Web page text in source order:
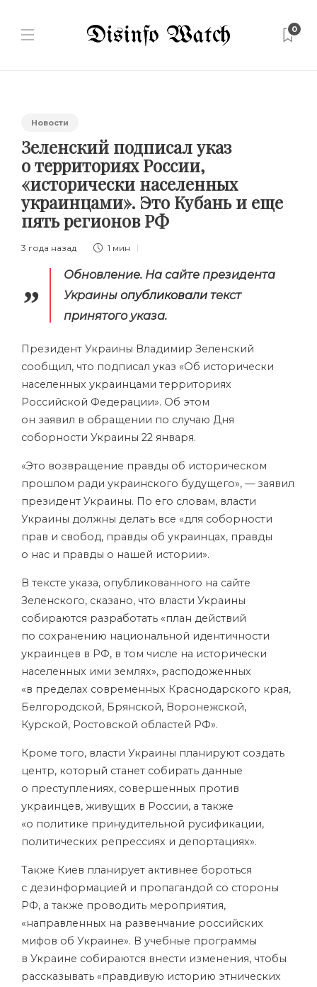
0
Новости
Зеленский подписал указ
о территориях России,
«исторически населенных
украинцами». Это Кубань и еще
пять регионов РФ
3 года назад 1 мин
Обновление. На сайте президента
Украины опубликовали текст
принятого указа.
Президент Украины Владимир Зеленский
сообщил, что подписал указ «Об исторически
населенных украинцами территориях
Российской Федерации». Об этом
он заявил в обращении по случаю Дня
соборности Украины 22 января.
«Это возвращение правды об историческом
прошлом ради украинского будущего», — заявил
президент Украины. По его словам, власти
Украины должны делать все «для соборности
прав и свобод, правды об украинцах, правды
о нас и правды о нашей истории».
В тексте указа, опубликованного на сайте
Зеленского, сказано, что власти Украины
собираются разработать «план действий
по сохранению национальной идентичности
украинцев в РФ, в том числе на исторически
населенных ими землях», расподоженных
«в пределах современных Краснодарского края,
Белгородской, Брянской, Воронежской,
Курской, Ростовской областей РФ».
Кроме того, власти Украины планируют создать
центр, который станет собирать данные
о преступлениях, совершенных против
украинцев, живущих в России, а также
«о политике принудительной русификации,
политических репрессиях и депортациях».
Также Киев планирует активнее бороться
с дезинформацией и пропагандой со стороны
РФ, а также проводить мероприятия,
«направленных на развенчание российских
мифов об Украине». В учебные программы
в Украине собираются внести изменения, чтобы
рассказывать «правдивую историю этнических